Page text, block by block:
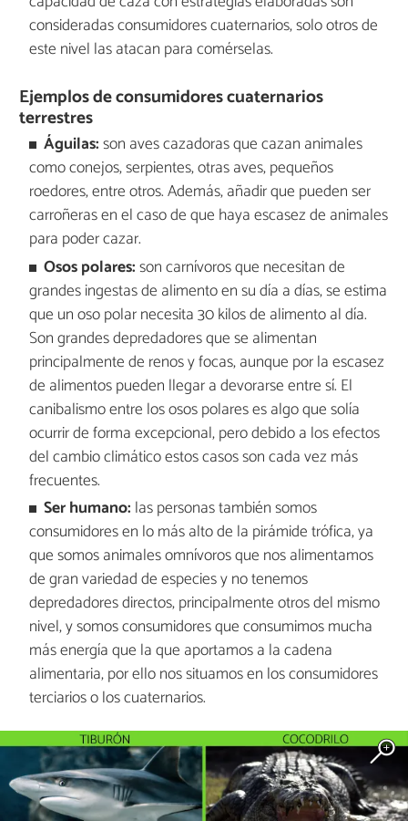
consideradas consumidores cuaternarios, solo otros de
este nivel las atacan para comérselas.
Ejemplos de consumidores cuaternarios
terrestres
Águilas:son aves cazadoras que cazan animales
como conejos, serpientes, otras aves, pequeños
roedores, entre otros. Además, añadir que pueden ser
carroñeras en el caso de que haya escasez de animales
para poder cazar.
Osos polares:son carnívoros que necesitan de
grandes ingestas de alimento en su día a días, se estima
que un oso polar necesita 30 kilos de alimento al día.
Son grandes depredadores que se alimentan
principalmente de renos y focas, aunque por la escasez
de alimentos pueden llegar a devorarse entre sí. El
canibalismo entre los osos polares es algo que solía
ocurrir de forma excepcional, pero debido a los efectos
del cambio climático estos casos son cada vez más
frecuentes.
Ser humano: las personas también somos
consumidores en lo más alto de la pirámide trófica, ya
que somos animales omnívoros que nos alimentamos
de gran variedad de especies y no tenemos
depredadores directos, principalmente otros del mismo
nivel, y somos consumidores que consumimos mucha
más energía que la que aportamos a la cadena
alimentaria, por ello nos situamos en los consumidores
terciarios o los cuaternarios.